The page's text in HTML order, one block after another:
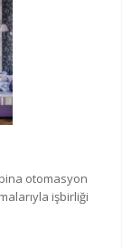
otomasyon
işbirliği